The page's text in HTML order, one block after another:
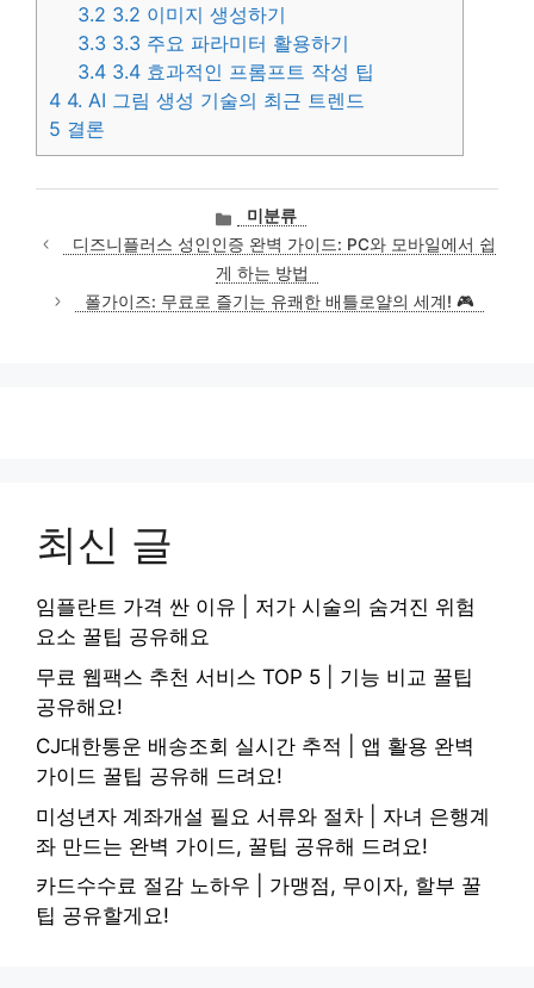
3.2 3.2 이미지 생성하기
3.3 3.3 주요 파라미터 활용하기
3.4 3.4 효과적인 프롬프트 작성 팁
4 4. AI 그림 생성 기술의 최근 트렌드
5 결론
카
테
고
리
미분류
디즈니플러스 성인인증 완벽 가이드: PC와 모바일에서 쉽
게 하는 방법
폴가이즈: 무료로 즐기는 유쾌한 배틀로얄의 세계! 🎮
최신 글
임플란트 가격 싼 이유 | 저가 시술의 숨겨진 위험
요소 꿀팁 공유해요
무료 웹팩스 추천 서비스 TOP 5 | 기능 비교 꿀팁
공유해요!
CJ대한통운 배송조회 실시간 추적 | 앱 활용 완벽
가이드 꿀팁 공유해 드려요!
미성년자 계좌개설 필요 서류와 절차 | 자녀 은행계
좌 만드는 완벽 가이드, 꿀팁 공유해 드려요!
카드수수료 절감 노하우 | 가맹점, 무이자, 할부 꿀
팁 공유할게요!